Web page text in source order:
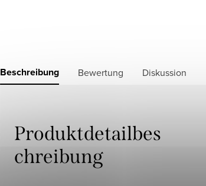
Beschreibung Bewertung Diskussion
Produktdetailbes
chreibung